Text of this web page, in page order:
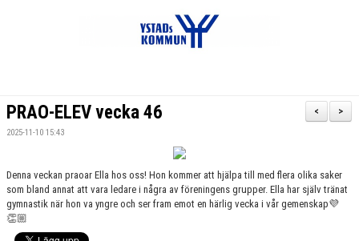
INTRESSEANMÄLAN
GRUPPER OCH TIDER
STÖDMEDLEM
>
<
PRAO-ELEV vecka 46
2025-11-10 15:43
Denna veckan praoar Ella hos oss! Hon kommer att hjälpa till med flera olika saker
som bland annat att vara ledare i några av föreningens grupper. Ella har själv tränat
gymnastik när hon va yngre och ser fram emot en härlig vecka i vår gemenskap💜
👏🏼